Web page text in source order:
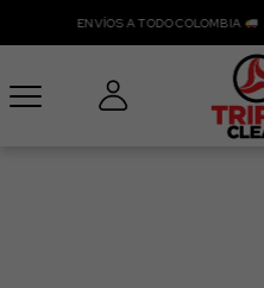
ENVÍOS A TODO COLOMBIA